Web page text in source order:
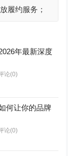
履约服务；
年最新深度
论(0)
何让你的品牌
论(0)